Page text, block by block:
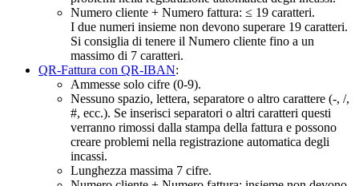
Numero cliente + Numero fattura: ≤ 19 caratteri.
I due numeri insieme non devono superare 19 caratteri.
Si consiglia di tenere il Numero cliente fino a un
massimo di 7 caratteri.
QR-Fattura con QR-IBAN:
Ammesse solo cifre (0-9).
Nessuno spazio, lettera, separatore o altro carattere (-, /,
#, ecc.). Se inserisci separatori o altri caratteri questi
verranno rimossi dalla stampa della fattura e possono
creare problemi nella registrazione automatica degli
incassi.
Lunghezza massima 7 cifre.